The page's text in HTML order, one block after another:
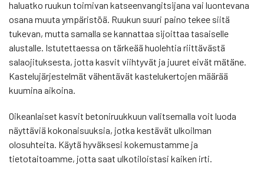
haluatko ruukun toimivan katseenvangitsijana vai luontevana
osana muuta ympäristöä. Ruukun suuri paino tekee siitä
tukevan, mutta samalla se kannattaa sijoittaa tasaiselle
alustalle. Istutettaessa on tärkeää huolehtia riittävästä
salaojituksesta, jotta kasvit viihtyvät ja juuret eivät mätäne.
Kastelujärjestelmät vähentävät kastelukertojen määrää
kuumina aikoina.
Oikeanlaiset kasvit betoniruukkuun valitsemalla voit luoda
näyttäviä kokonaisuuksia, jotka kestävät ulkoilman
olosuhteita. Käytä hyväksesi kokemustamme ja
tietotaitoamme, jotta saat ulkotiloistasi kaiken irti.